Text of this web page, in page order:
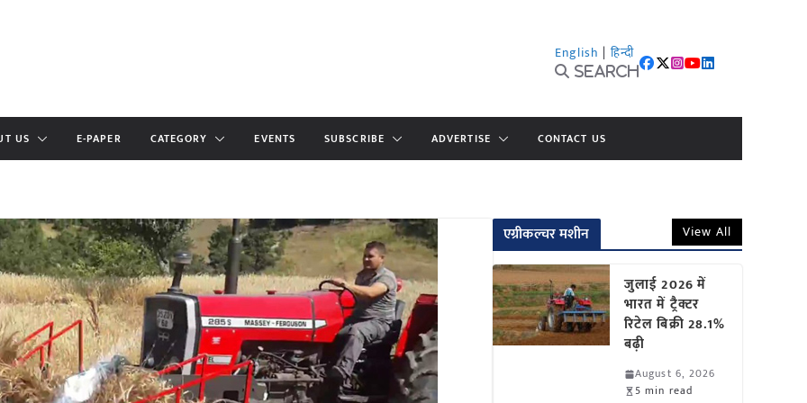
English | हिन्दी
Search
US E-PAPER CATEGORY EVENTS SUBSCRIBE ADVERTISE CONTACT US
एग्रीकल्चर मशीन View All
जुलाई 2026 में
भारत में ट्रैक्टर
रिटेल बिक्री 28.1%
बढ़ी
August 6, 2026
5 min read